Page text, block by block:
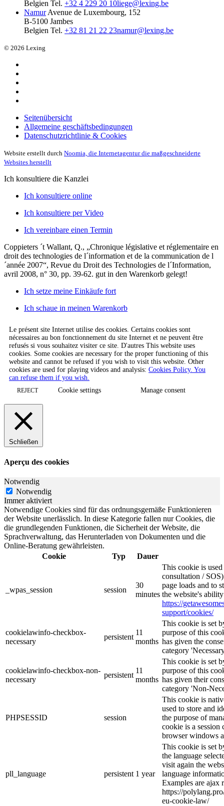
Belgien Tel. +32 4 229 20 10liege@lexing.be
Namur Avenue de Luxembourg, 152
B-5100 Jambes
Belgien Tel. +32 81 21 22 23namur@lexing.be
© 2026 Lexing
Seitenübersicht
Allgemeine geschäftsbedingungen
Datenschutzrichtlinie & Cookies
Website erstellt durch Noomia, die Internetagentur die maßgeschneiderte
Websites herstellt
Ich konsultiere die Kanzlei
Ich konsultiere online
Ich konsultiere per Video
Ich vereinbare einen Termin
Coppieters ´t Wallant, Q., „Chronique législative et réglementaire en
droit des technologies de l´information et de la communication de l
´année 2007“, Revue du Droit des Technologies de l´Information,
avril 2008, n° 30, pp. 39-62. gut in den Warenkorb gelegt!
Ich setze meine Einkäufe fort
Ich schaue in meinen Warenkorb
Le présent site Internet utilise des cookies. Certains cookies sont
nécessaires au bon fonctionnement du site Internet et ne peuvent être
refusés si vous souhaitez visiter ce site. D'autres This website uses
cookies. Some cookies are necessary for the proper functioning of this
website and cannot be refused if you wish to visit this website. Other
cookies are used for playing videos and analysis: Cookies Policy. You
can refuse them if you wish.
REJECT Cookie settings Manage consent
Schließen
Aperçu des cookies
Notwendig
Notwendig
Immer aktiviert
Notwendige Cookies sind für das ordnungsgemäße Funktionieren
der Website unerlässlich. In diese Kategorie fallen nur Cookies, die
die grundlegenden Funktionen, die Sicherheit der Website, die
Sprachverwaltung, das Herunterladen von Dokumenten und die
Online-Beratung gewährleisten.
Cookie
Typ Dauer
_wpas_session session
30
minutes
This cookie is
consultation /
page loads and to
the website's
https://
support/cookies/
cookielawinfo-checkbox-
necessary
persistent
11
months
This cookie is set
purpose of this
has given the
category
cookielawinfo-checkbox-non-
necessary
persistent
11
months
This cookie is set
purpose of this
has given their
category 'Non-
PHPSESSID session
This cookie is
used to store and
the purpose of
cookie is a session
browser windows
pll_language persistent 1 year
This cookie is set
the language
visit again the
language
Examples are ajax
https://
eu-cookie-law/